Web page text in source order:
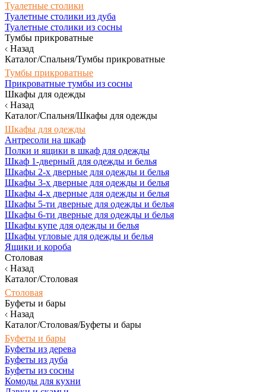
Туалетные столики
Туалетные столики из дуба
Туалетные столики из сосны
Тумбы прикроватные
Назад
Каталог/Спальня/Тумбы прикроватные
Тумбы прикроватные
Прикроватные тумбы из сосны
Шкафы для одежды
Назад
Каталог/Спальня/Шкафы для одежды
Шкафы для одежды
Антресоли на шкаф
Полки и ящики в шкаф для одежды
Шкаф 1-дверный для одежды и белья
Шкафы 2-х дверные для одежды и белья
Шкафы 3-х дверные для одежды и белья
Шкафы 4-х дверные для одежды и белья
Шкафы 5-ти дверные для одежды и белья
Шкафы 6-ти дверные для одежды и белья
Шкафы купе для одежды и белья
Шкафы угловые для одежды и белья
Ящики и короба
Столовая
Назад
Каталог/Столовая
Столовая
Буфеты и бары
Назад
Каталог/Столовая/Буфеты и бары
Буфеты и бары
Буфеты из дерева
Буфеты из дуба
Буфеты из сосны
Комоды для кухни